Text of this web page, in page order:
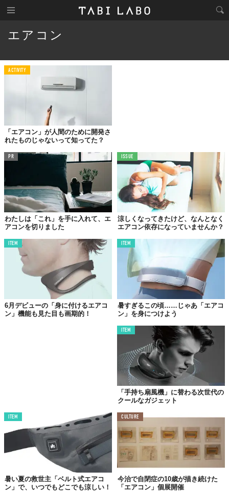
エアコン
ACTIVITY
「エアコン」が人間のために開発さ
れたものじゃないって知ってた？
PR
わたしは「これ」を手に入れて、エ
アコンを切りました
ISSUE
涼しくなってきたけど、なんとなく
エアコン依存になっていませんか？
ITEM
6月デビューの「身に付けるエアコ
ン」機能も見た目も画期的！
ITEM
暑すぎるこの頃……じゃあ「エアコ
ン」を身につけよう
ITEM
「手持ち扇風機」に替わる次世代の
クールなガジェット
ITEM
暑い夏の救世主「ベルト式エアコ
ン」で、いつでもどこでも涼しい！
CULTURE
今治で自閉症の10歳が描き続けた
「エアコン」個展開催